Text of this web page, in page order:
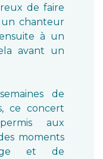
de faire
un chanteur
à un
avant un
de
ce concert
aux
moments
et de